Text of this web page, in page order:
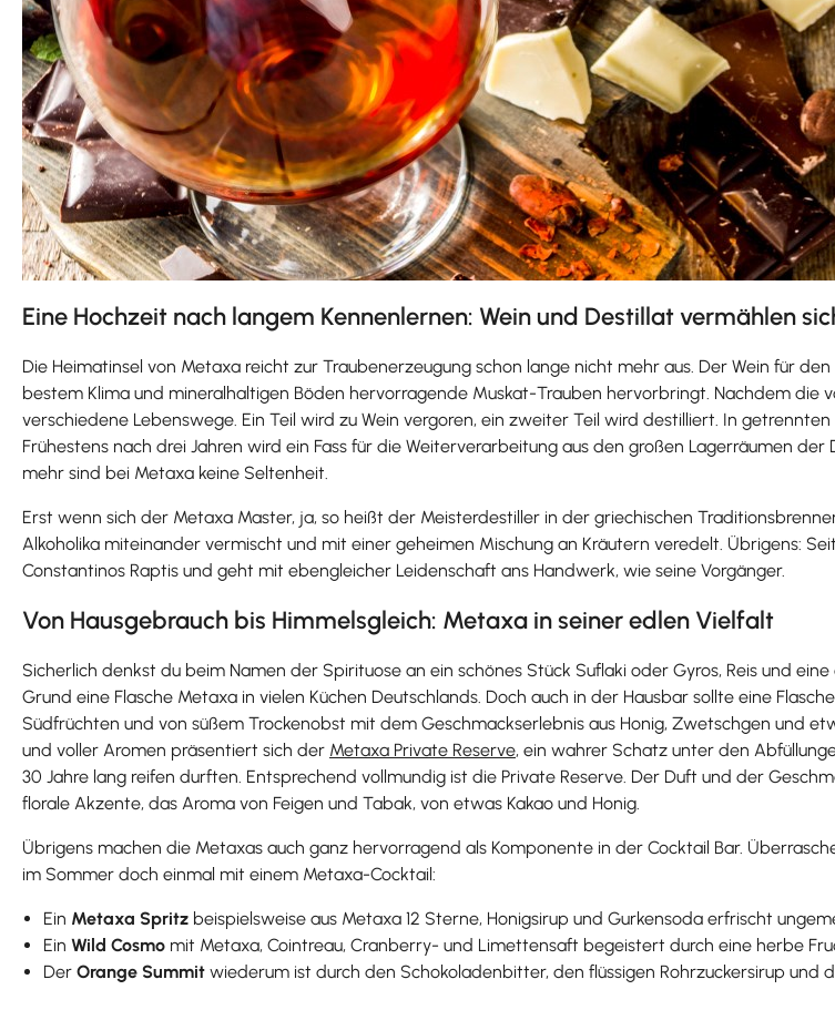
Eine Hochzeit nach langem Kennenlernen: Wein und Destillat vermählen
Die Heimatinsel von Metaxa reicht zur Traubenerzeugung schon lange nicht mehr aus. Der Wein für
bestem Klima und mineralhaltigen Böden hervorragende Muskat-Trauben hervorbringt. Nachdem
verschiedene Lebenswege. Ein Teil wird zu Wein vergoren, ein zweiter Teil wird destilliert. In
Frühestens nach drei Jahren wird ein Fass für die Weiterverarbeitung aus den großen Lagerräumen
mehr sind bei Metaxa keine Seltenheit.
Erst wenn sich der Metaxa Master, ja, so heißt der Meisterdestiller in der griechischen
Alkoholika miteinander vermischt und mit einer geheimen Mischung an Kräutern veredelt. Übrigens:
Constantinos Raptis und geht mit ebengleicher Leidenschaft ans Handwerk, wie seine Vorgänger.
Von Hausgebrauch bis Himmelsgleich: Metaxa in seiner edlen Vielfalt
Sicherlich denkst du beim Namen der Spirituose an ein schönes Stück Suflaki oder Gyros, Reis und
Grund eine Flasche Metaxa in vielen Küchen Deutschlands. Doch auch in der Hausbar sollte eine
Südfrüchten und von süßem Trockenobst mit dem Geschmackserlebnis aus Honig, Zwetschgen und
und voller Aromen präsentiert sich der Metaxa Private Reserve, ein wahrer Schatz unter den
30 Jahre lang reifen durften. Entsprechend vollmundig ist die Private Reserve. Der Duft und der
florale Akzente, das Aroma von Feigen und Tabak, von etwas Kakao und Honig.
Übrigens machen die Metaxas auch ganz hervorragend als Komponente in der Cocktail Bar.
im Sommer doch einmal mit einem Metaxa-Cocktail:
Ein Metaxa Spritz beispielsweise aus Metaxa 12 Sterne, Honigsirup und Gurkensoda erfrischt
EinWild Cosmo mit Metaxa, Cointreau, Cranberry- und Limettensaft begeistert durch eine herbe
DerOrange Summit wiederum ist durch den Schokoladenbitter, den flüssigen Rohrzuckersirup und